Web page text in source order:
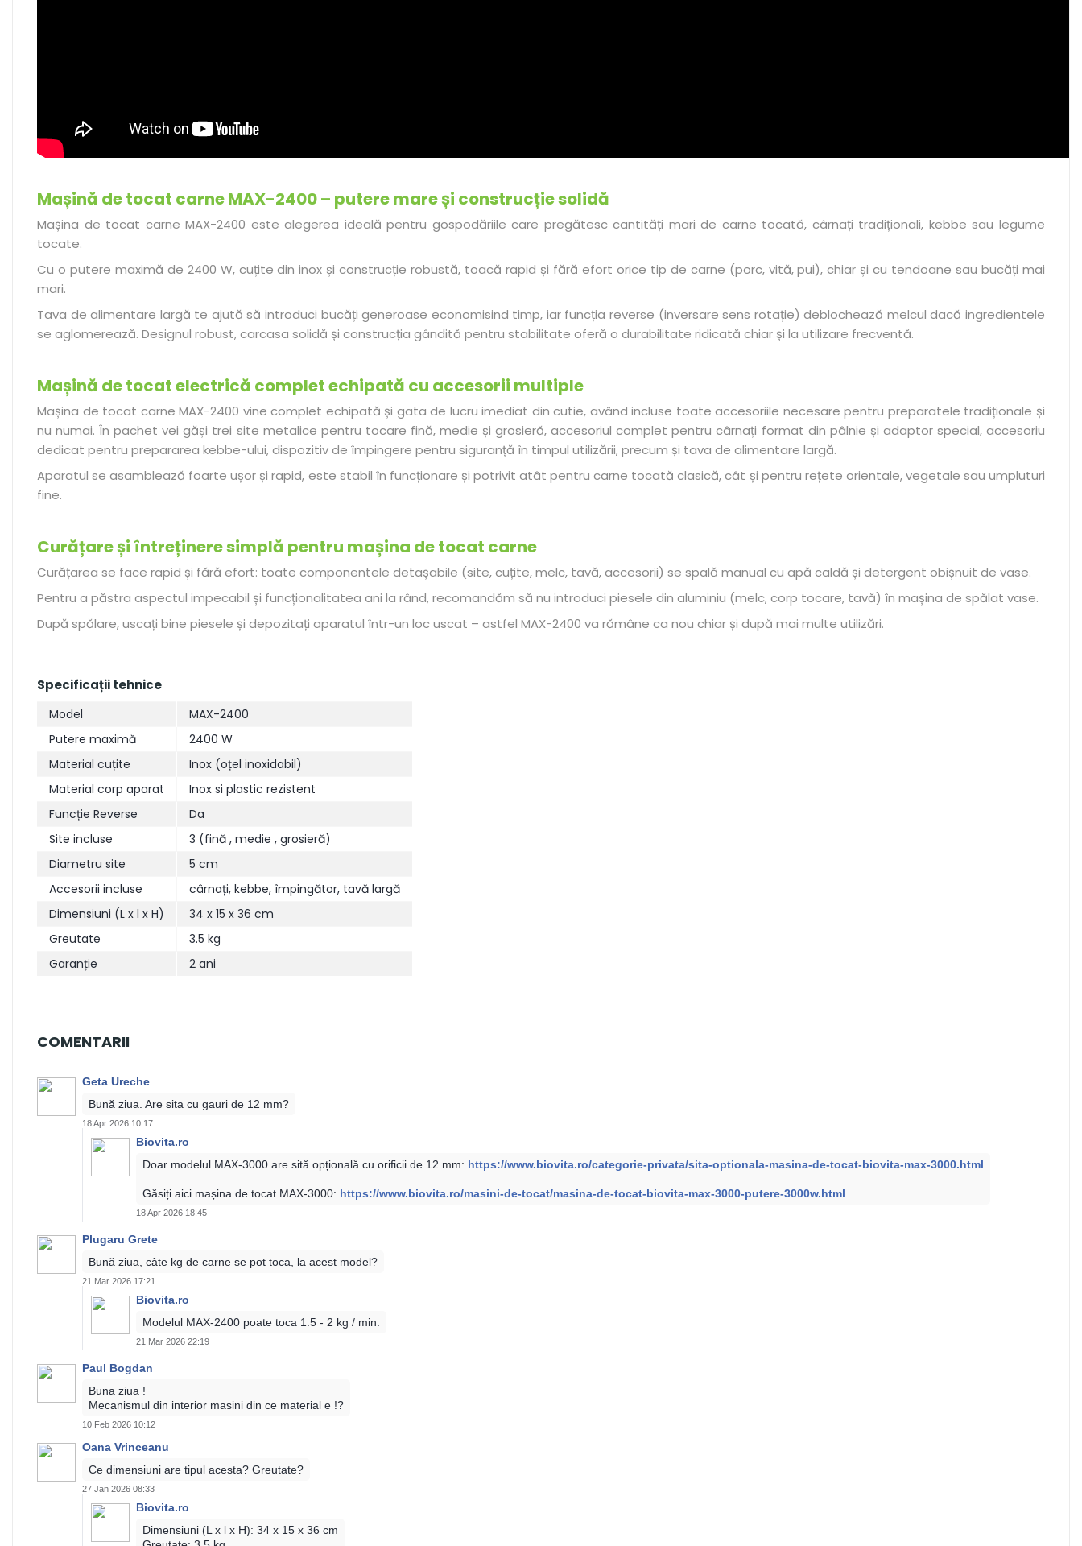
Mașină de tocat carne MAX-2400 – putere mare și construcție solidă
Mașina de tocat carne MAX-2400 este alegerea ideală pentru gospodăriile care pregătesc cantități mari de carne tocată, cârnați tradiționali, kebbe sau legume
tocate.
Cu o putere maximă de 2400 W, cuțite din inox și construcție robustă, toacă rapid și fără efort orice tip de carne (porc, vită, pui), chiar și cu tendoane sau bucăți mai
mari.
Tava de alimentare largă te ajută să introduci bucăți generoase economisind timp, iar funcția reverse (inversare sens rotație) deblochează melcul dacă ingredientele
se aglomerează. Designul robust, carcasa solidă și construcția gândită pentru stabilitate oferă o durabilitate ridicată chiar și la utilizare frecventă.
Mașină de tocat electrică complet echipată cu accesorii multiple
Mașina de tocat carne MAX-2400 vine complet echipată și gata de lucru imediat din cutie, având incluse toate accesoriile necesare pentru preparatele tradiționale și
nu numai. În pachet vei găși trei site metalice pentru tocare fină, medie și grosieră, accesoriul complet pentru cârnați format din pâlnie și adaptor special, accesoriu
dedicat pentru prepararea kebbe-ului, dispozitiv de împingere pentru siguranță în timpul utilizării, precum și tava de alimentare largă.
Aparatul se asamblează foarte ușor și rapid, este stabil în funcționare și potrivit atât pentru carne tocată clasică, cât și pentru rețete orientale, vegetale sau umpluturi
fine.
Curățare și întreținere simplă pentru mașina de tocat carne
Curățarea se face rapid și fără efort: toate componentele detașabile (site, cuțite, melc, tavă, accesorii) se spală manual cu apă caldă și detergent obișnuit de vase.
Pentru a păstra aspectul impecabil și funcționalitatea ani la rând, recomandăm să nu introduci piesele din aluminiu (melc, corp tocare, tavă) în mașina de spălat vase.
După spălare, uscați bine piesele și depozitați aparatul într-un loc uscat – astfel MAX-2400 va rămâne ca nou chiar și după mai multe utilizări.
Specificații tehnice
Model
MAX-2400
Putere maximă
2400 W
Material cuțite
Inox (oțel inoxidabil)
Material corp aparat
Inox si plastic rezistent
Funcție Reverse
Da
Site incluse
3 (fină , medie , grosieră)
Diametru site
5 cm
Accesorii incluse
cârnați, kebbe, împingător, tavă largă
Dimensiuni (L x l x H)
34 x 15 x 36 cm
Greutate
3.5 kg
Garanție
2 ani
COMENTARII
Geta Ureche
Bună ziua. Are sita cu gauri de 12 mm?
18 Apr 2026 10:17
Biovita.ro
Doar modelul MAX-3000 are sită opțională cu orificii de 12 mm: https://www.biovita.ro/categorie-privata/sita-optionala-masina-de-tocat-biovita-max-3000.html
Găsiți aici mașina de tocat MAX-3000: https://www.biovita.ro/masini-de-tocat/masina-de-tocat-biovita-max-3000-putere-3000w.html
18 Apr 2026 18:45
Plugaru Grete
Bună ziua, câte kg de carne se pot toca, la acest model?
21 Mar 2026 17:21
Biovita.ro
Modelul MAX-2400 poate toca 1.5 - 2 kg / min.
21 Mar 2026 22:19
Paul Bogdan
Buna ziua !
Mecanismul din interior masini din ce material e !?
10 Feb 2026 10:12
Oana Vrinceanu
Ce dimensiuni are tipul acesta? Greutate?
27 Jan 2026 08:33
Biovita.ro
Dimensiuni (L x l x H): 34 x 15 x 36 cm